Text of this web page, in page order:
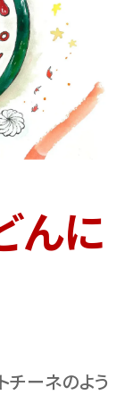
んに
チーネのよう